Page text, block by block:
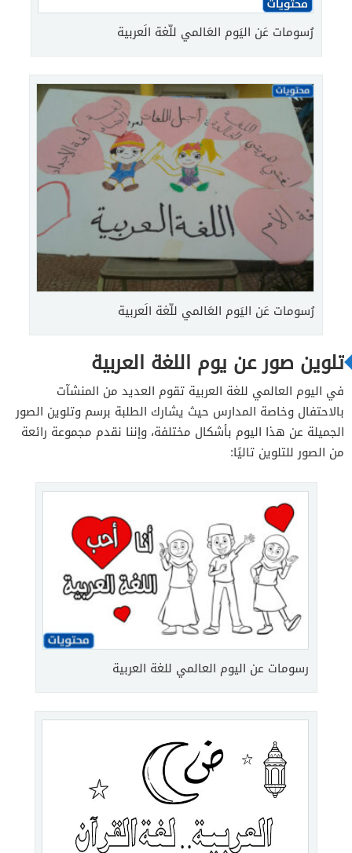
رُسومات عَن اليَوم العَالمي للّغة الَعربية
رُسومات عَن اليَوم العَالمي للّغة الَعربية
تلوين صور عن يوم اللغة العربية
في اليوم العالمي للغة العربية تقوم العديد من المنشآت
بالاحتفال وخاصة المدارس حيث يشارك الطلبة برسم وتلوين الصور
الجميلة عن هذا اليوم بأشكال مختلفة، وإننا نقدم مجموعة رائعة
من الصور للتلوين تاليًا:
رسومات عن اليوم العالمي للغة العربية